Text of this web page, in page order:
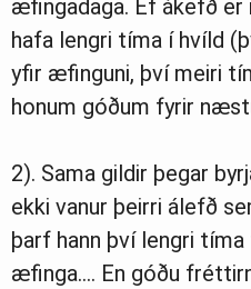
æfingadaga. Ef ákefð
hafa lengri tíma í hvíld
yfir æfinguni, því meiri
honum góðum fyrir
2). Sama gildir þegar
ekki vanur þeirri álefð
þarf hann því lengri
æfinga…. En góðu